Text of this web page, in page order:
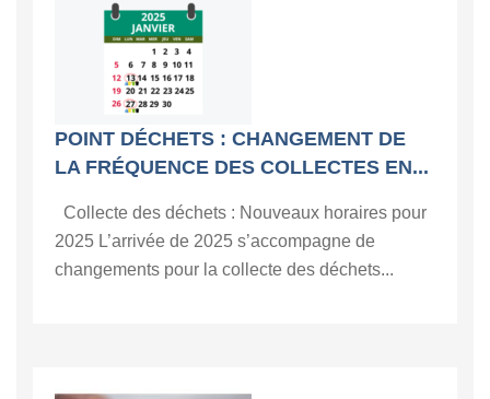
POINT DÉCHETS : CHANGEMENT DE
LA FRÉQUENCE DES COLLECTES EN...
Collecte des déchets : Nouveaux horaires pour
2025 L’arrivée de 2025 s’accompagne de
changements pour la collecte des déchets...